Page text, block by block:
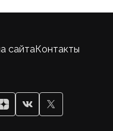
сайтаКонтакты